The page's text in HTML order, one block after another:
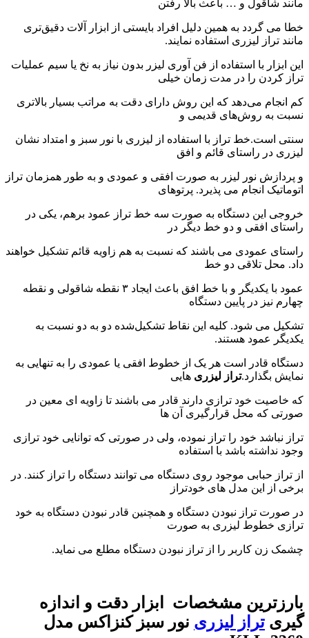
مانند شاقول و … باعث بالا رفتن
خطا می گردد به همین دلیل افراد بایستی از ابزار آلات دقیق‌تری
مانند تراز لیزری استفاده نمایند.
این ابزار با استفاده از فن آوری لیزر بدون نیاز به نخ یا سیم عملیات
تراز کردن را در مدت زمان خیلی
کم انجام می‌دهد که این روش دارای دقت به مراتب بسیار بالاتری
نسبت به روش‌های قدیمی و
سنتی است.خط تراز با استفاده از لیزری با نور سبز و امتداد نشان
لیزری در راستای قائم و افق
و پردازش نور لیزر به صورت افقی و عمودی و به طور همزمان تراز
اتوماتیک انجام می پذیرد. پرتوهای
خروجی این دستگاه به صورت سه خط تراز عمود برهم، یکی در
راستای افقی و دو خط دیگر در
راستای عمودی می باشند که نسبت به هم زاویه قائم تشکیل خواهند
داد. محل تلاقی دو خط
عمود با یکدیگر و با خط افق باعث ایجاد ۳ نقطه شاقولی و نقطه
چهارم نیز در پایین دستگاه
تشکیل می‌ شود. کلیه این نقاط تشکیل‌شده دو به دو نسبت به
یکدیگر عمود هستند.
دستگاه قادر است هر یک از خطوط افقی یا عمودی را به تنهایی به
نمایش بگذارد.تراز لیزری هایی
که خاصیت خود ترازی دارند قادر می باشند تا زاویه ای معین در
صورتی که محل قرارگیری آن ها
تراز نباشد خود را تراز نموده، ولی در صورتی که توانایی خود ترازی
وجود نداشته باشد با استفاده
از تراز حبابی موجود روی دستگاه می توانند دستگاه را تراز کنند. در
برخی از این مدل های خودتراز
در صورت تراز نبودن دستگاه و همچنین قادر نبودن دستگاه به خود
ترازی خطوط لیزری به صورت
چشمک زن کاربر را از تراز نبودن دستگاه مطلع می نماید.
بارزترین مشخصات ابزار دقت و اندازه
گیری تراز لیزری نور سبز کنزاکس مدل